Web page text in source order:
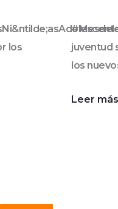
los
juventud
los
Leer más